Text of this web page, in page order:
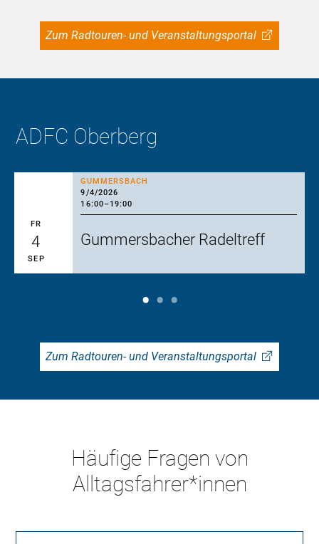
Zum Radtouren- und Veranstaltungsportal
ADFC Oberberg
GUMMERSBACH
9/4/2026
16:00–19:00
FR
4
SEP
Gummersbacher Radeltreff
Zum Radtouren- und Veranstaltungsportal
Häufige Fragen von
Alltagsfahrer*innen